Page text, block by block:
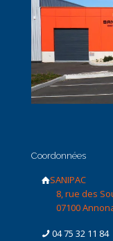
Coordonnées
SANIPAC
8, rue des
07100
04 75 32 11 84